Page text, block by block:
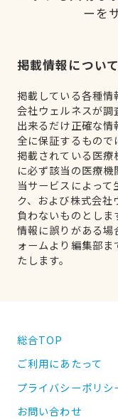
ーを
掲載情報について
掲載している各種
会社ウェルネスが調
出来るだけ正確な
全に保証するもので
掲載されている医
に必ず該当の医療機
当サービスによっ
ク、および株式会
負わないものとしま
情報に誤りがある場
ォームより編集部
たします。
総合TOP
ご利用にあたって
プライバシーポリシ
お問い合わせ